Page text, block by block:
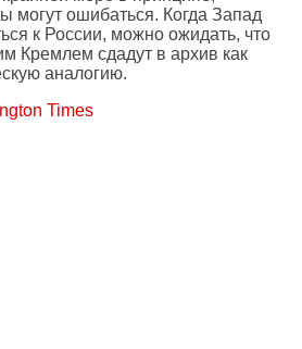
могут ошибаться. Когда Запад
к России, можно ожидать, что
Кремлем сдадут в архив как
аналогию.
Times